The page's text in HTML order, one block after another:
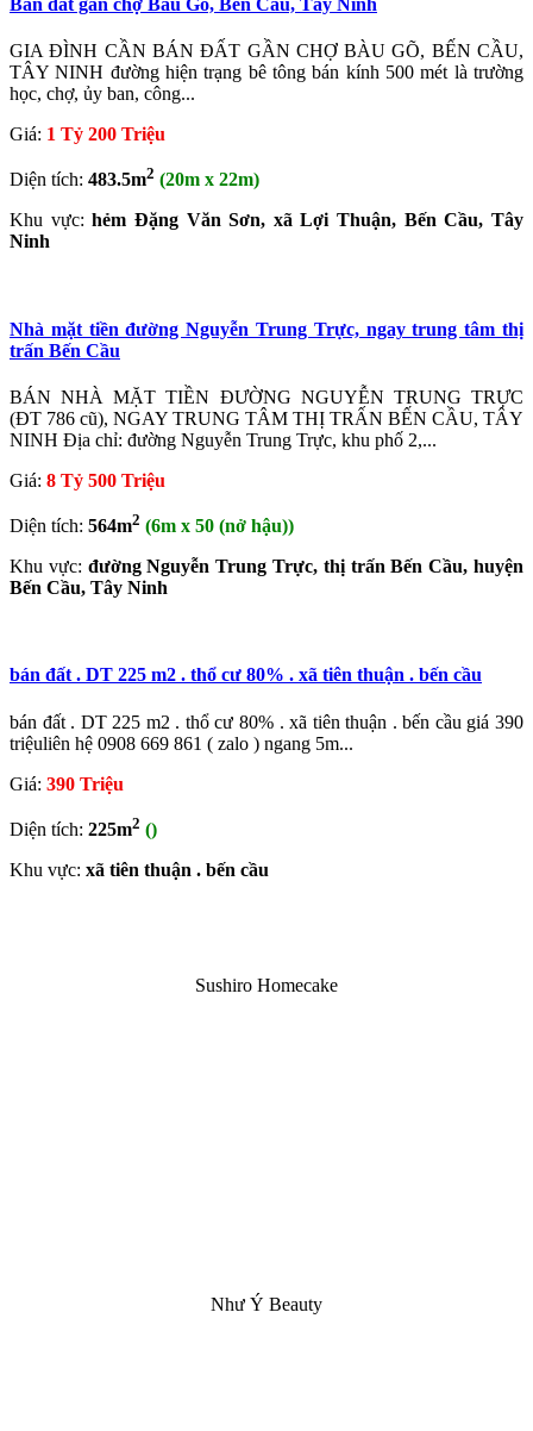
GIA ĐÌNH CẦN BÁN ĐẤT GẦN CHỢ BÀU GÕ, BẾN CẦU,
TÂY NINH đường hiện trạng bê tông bán kính 500 mét là trường
học, chợ, ủy ban, công...
Giá: 1 Tỷ 200 Triệu
Diện tích: 483.5m2 (20m x 22m)
Khu vực:hẻm Đặng Văn Sơn, xã Lợi Thuận, Bến Cầu, Tây
Ninh
Nhà mặt tiền đường Nguyễn Trung Trực, ngay trung tâm thị
trấn Bến Cầu
BÁN NHÀ MẶT TIỀN ĐƯỜNG NGUYỄN TRUNG TRỰC
(ĐT 786 cũ), NGAY TRUNG TÂM THỊ TRẤN BẾN CẦU, TÂY
NINH Địa chỉ: đường Nguyễn Trung Trực, khu phố 2,...
Giá: 8 Tỷ 500 Triệu
Diện tích: 564m2 (6m x 50 (nở hậu))
Khu vực: đường Nguyễn Trung Trực, thị trấn Bến Cầu, huyện
Bến Cầu, Tây Ninh
bán đất . DT 225 m2 . thổ cư 80% . xã tiên thuận . bến cầu
bán đất . DT 225 m2 . thổ cư 80% . xã tiên thuận . bến cầu giá 390
triệuliên hệ 0908 669 861 ( zalo ) ngang 5m...
Giá: 390 Triệu
Diện tích: 225m2 ()
Khu vực: xã tiên thuận . bến cầu
Sushiro Homecake
Như Ý Beauty